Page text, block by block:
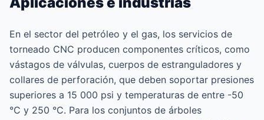
En el sector del petróleo y el gas, los servicios de
torneado CNC producen componentes críticos, como
vástagos de válvulas, cuerpos de estranguladores y
collares de perforación, que deben soportar presiones
superiores a 15 000 psi y temperaturas de entre -50
°C y 250 °C. Para los conjuntos de árboles